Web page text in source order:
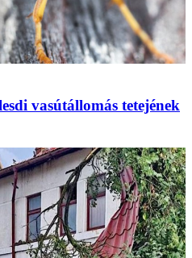
vasútállomás tetejének